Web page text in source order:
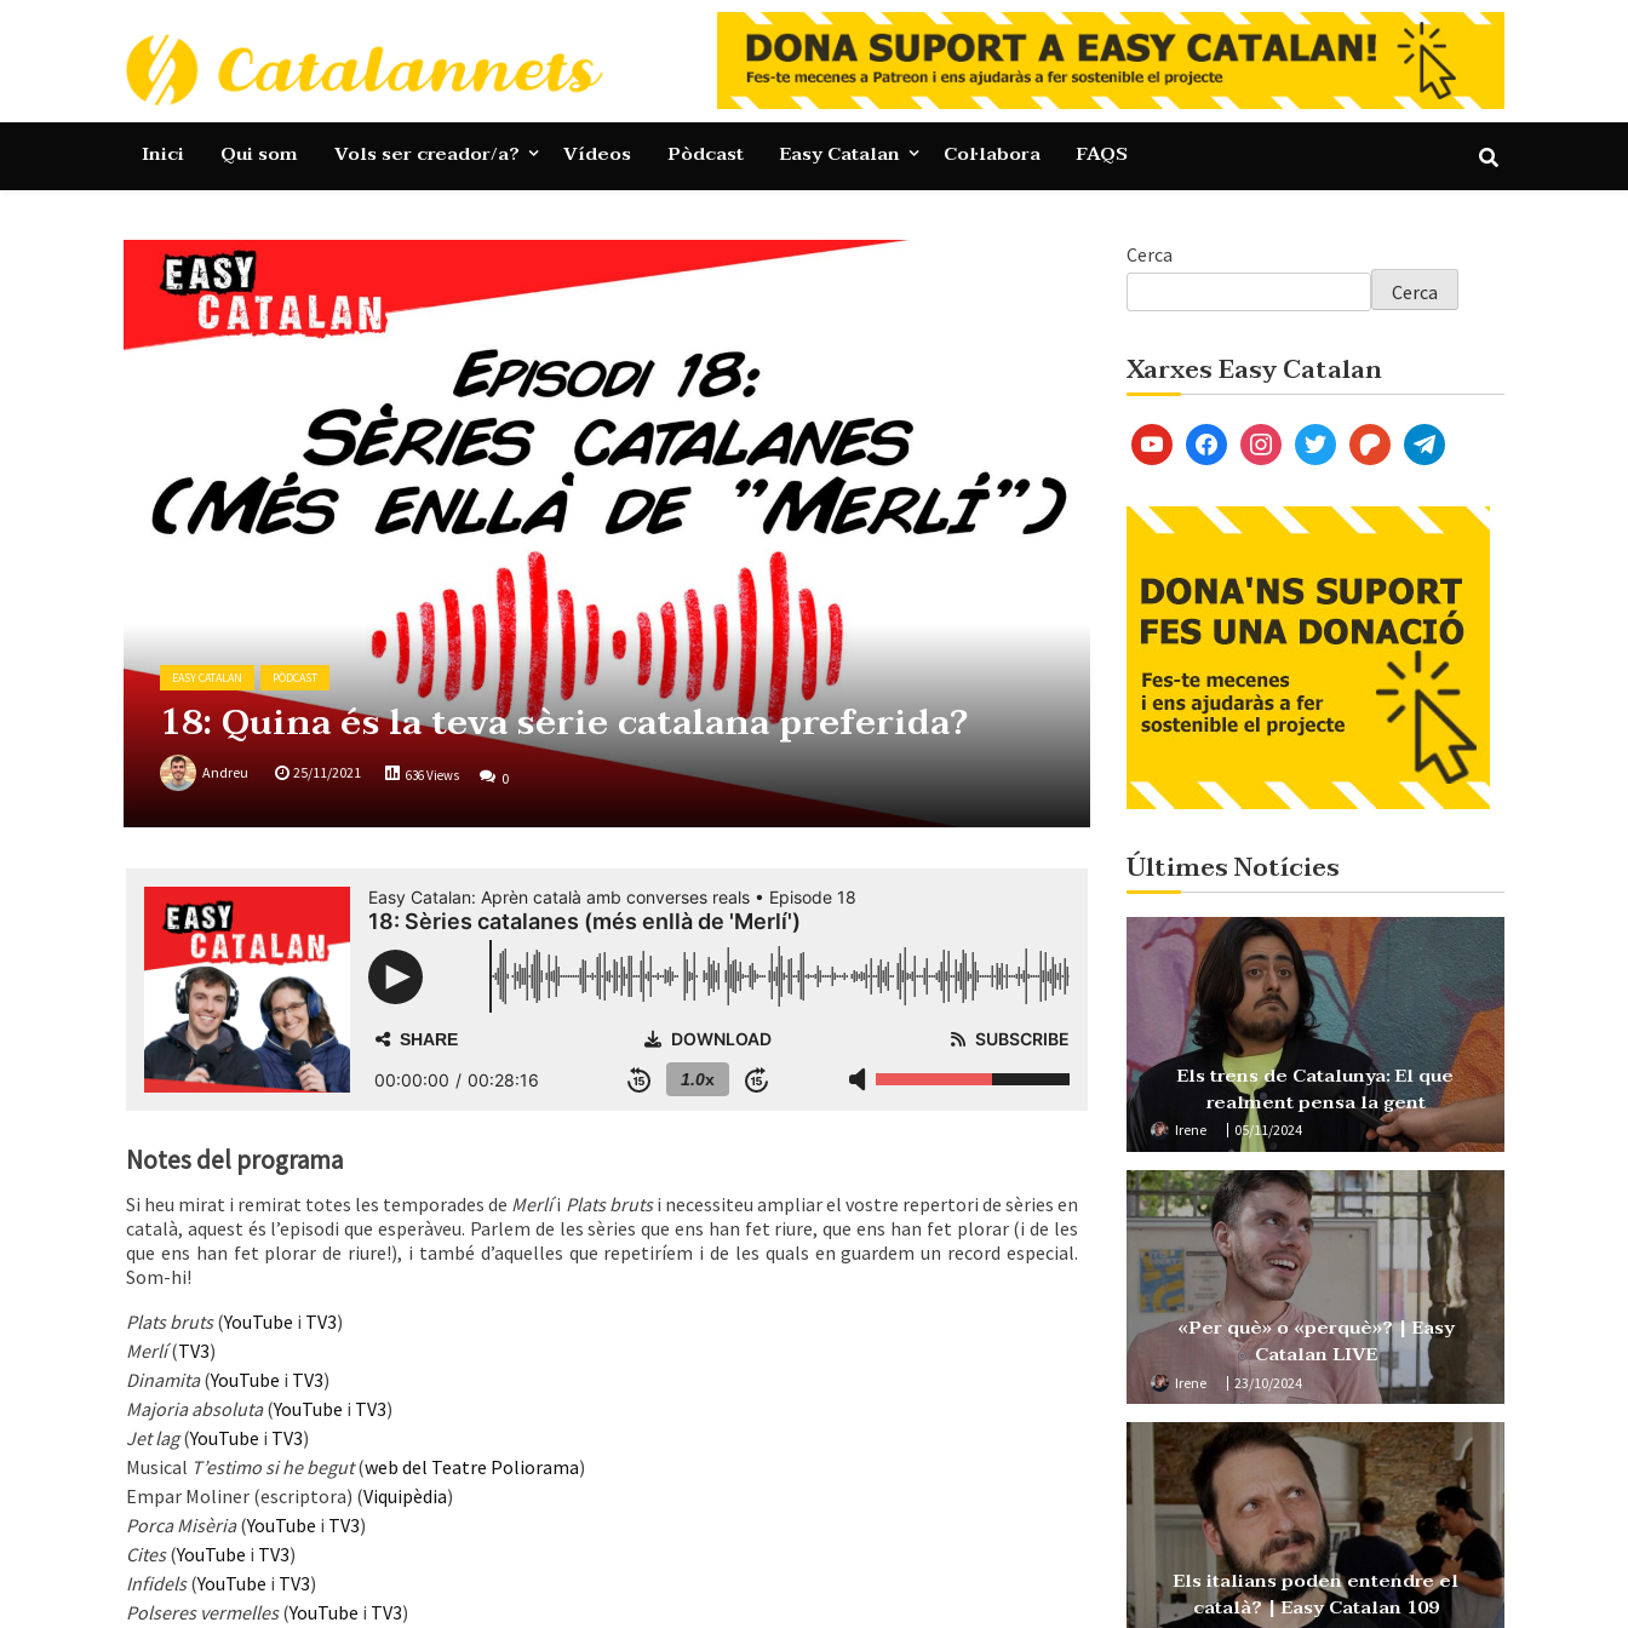
Catalannets
Inici Qui som Vols ser creador/a? Vídeos Pòdcast Easy Catalan Col·labora FAQS
EASY CATALAN PÒDCAST
18: Quina és la teva sèrie catalana preferida?
Andreu 25/11/2021 636 Views 0
Notes del programa
Si heu mirat i remirat totes les temporades de Merlíi Plats brutsi necessiteu ampliar el vostre repertori de sèries en
català, aquest és l’episodi que esperàveu. Parlem de les sèries que ens han fet riure, que ens han fet plorar (i de les
que ens han fet plorar de riure!), i també d’aquelles que repetiríem i de les quals en guardem un record especial.
Som-hi!
Plats bruts(YouTube i TV3)
Merlí(TV3)
Dinamita(YouTube i TV3)
Majoria absoluta(YouTube i TV3)
Jet lag(YouTube i TV3)
Musical T’estimo si he begut(web del Teatre Poliorama)
Empar Moliner (escriptora) (Viquipèdia)
Porca Misèria(YouTube i TV3)
Cites(YouTube i TV3)
Infidels(YouTube i TV3)
Polseres vermelles(YouTube i TV3)
Cerca
Cerca
Xarxes Easy Catalan
Últimes Notícies
Els trens de Catalunya: El que
realment pensa la gent
Irene 05/11/2024
«Per què» o «perquè»? | Easy
Catalan LIVE
Irene 23/10/2024
Els italians poden entendre el
català? | Easy Catalan 109